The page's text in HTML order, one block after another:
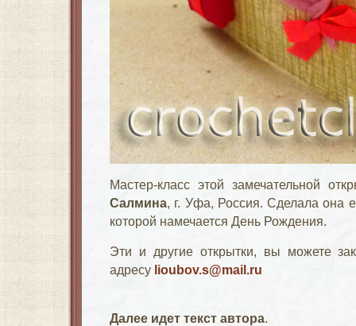
Мастер-класс этой замечательной
Салмина, г. Уфа, Россия. Сделала она
которой намечается День Рождения.
Эти и другие открытки, вы можете
адресу lioubov.s@mail.ru
Далее идет текст автора.